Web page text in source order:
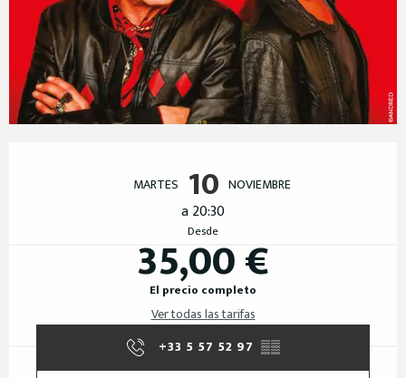
MARTES 10 NOVIEMBRE
a 20:30
Desde
35,00 €
El precio completo
Ver todas las tarifas
+33 5 57 52 97 ▒▒